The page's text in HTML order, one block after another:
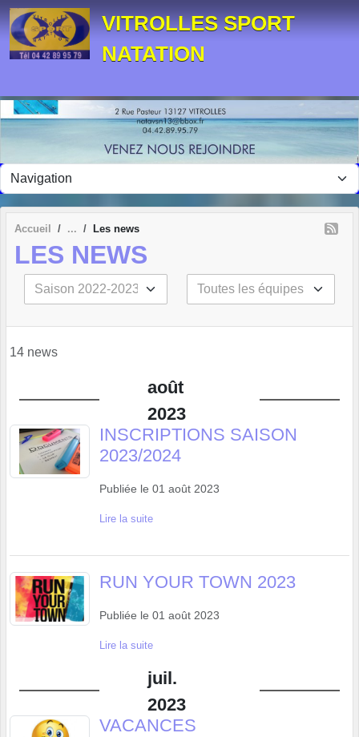
VITROLLES SPORT
NATATION
Accueil Les news
LES NEWS
14 news
août
2023
INSCRIPTIONS SAISON
2023/2024
Publiée le 01 août 2023
Lire la suite
RUN YOUR TOWN 2023
Publiée le 01 août 2023
Lire la suite
juil.
2023
VACANCES
Panneau de gestion des cookies